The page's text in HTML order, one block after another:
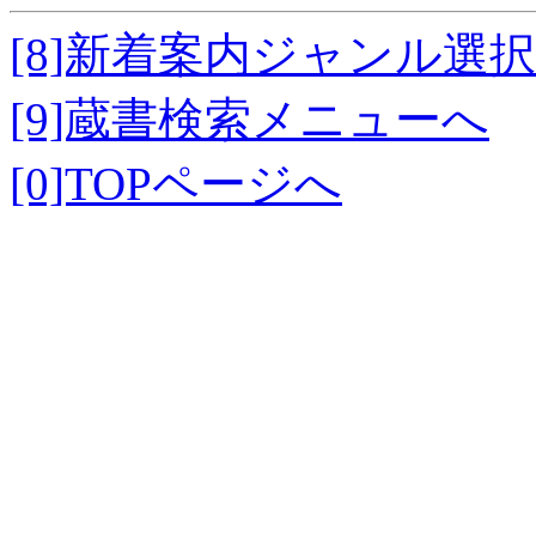
[8]新着案内ジャンル選
[9]蔵書検索メニューへ
[0]TOPページへ